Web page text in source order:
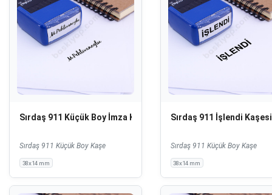
Sırdaş 911 Küçük Boy İmza Kaşesi
Sırdaş 911 Küçük Boy Kaşe
38x14 mm
Sırdaş 911 İşlendi Kaşesi
Sırdaş 911 Küçük Boy Kaşe
38x14 mm